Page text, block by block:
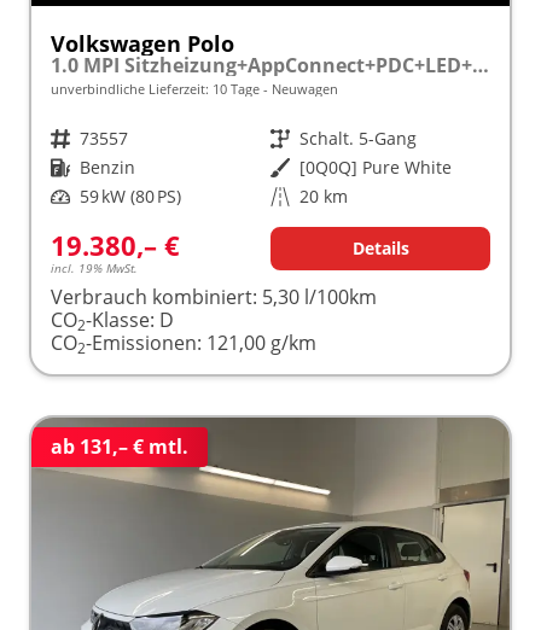
Volkswagen Polo
1.0 MPI Sitzheizung+AppConnect+PDC+LED+Touch+Lichtsensor+MultiLenkrad
unverbindliche Lieferzeit: 10 Tage Neuwagen
Fahrzeugnr. 73557 Getriebe Schalt. 5-Gang
Kraftstoff Benzin Außenfarbe [0Q0Q] Pure White
Leistung 59 kW (80 PS) Kilometerstand 20 km
19.380,– €
incl. 19% MwSt.
Details
Verbrauch kombiniert: 5,30 l/100km
CO2-Klasse: D
CO2-Emissionen: 121,00 g/km
ab 131,– € mtl.